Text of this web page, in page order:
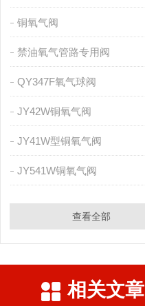
铜氧气阀
禁油氧气管路专用阀
QY347F氧气球阀
JY42W铜氧气阀
JY41W型铜氧气阀
JY541W铜氧气阀
查看全部
相关文章